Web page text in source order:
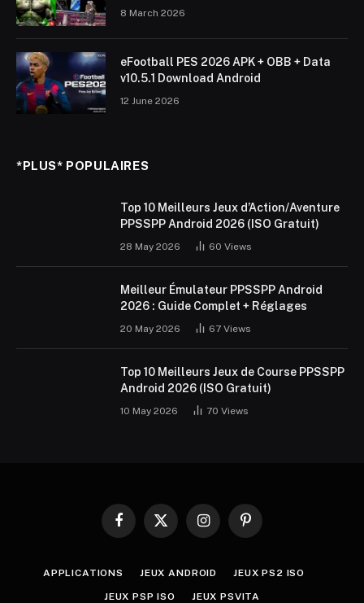
8 March 2026
eFootball PES 2026 APK + OBB + Data
v10.5.1 Download Android
12 June 2026
*PLUS* POPULAIRES
Top 10 Meilleurs Jeux d’Action/Aventure
PPSSPP Android 2026 (ISO Gratuit)
28 May 2026 60 Views
Meilleur Émulateur PPSSPP Android
2026 : Guide Complet + Réglages
20 May 2026 67 Views
Top 10 Meilleurs Jeux de Course PPSSPP
Android 2026 (ISO Gratuit)
10 May 2026 70 Views
Facebook
X
InstagramPinterest
APPLICATIONS JEUX ANDROID JEUX PS2 ISO
JEUX PSP ISO JEUX PSVITA